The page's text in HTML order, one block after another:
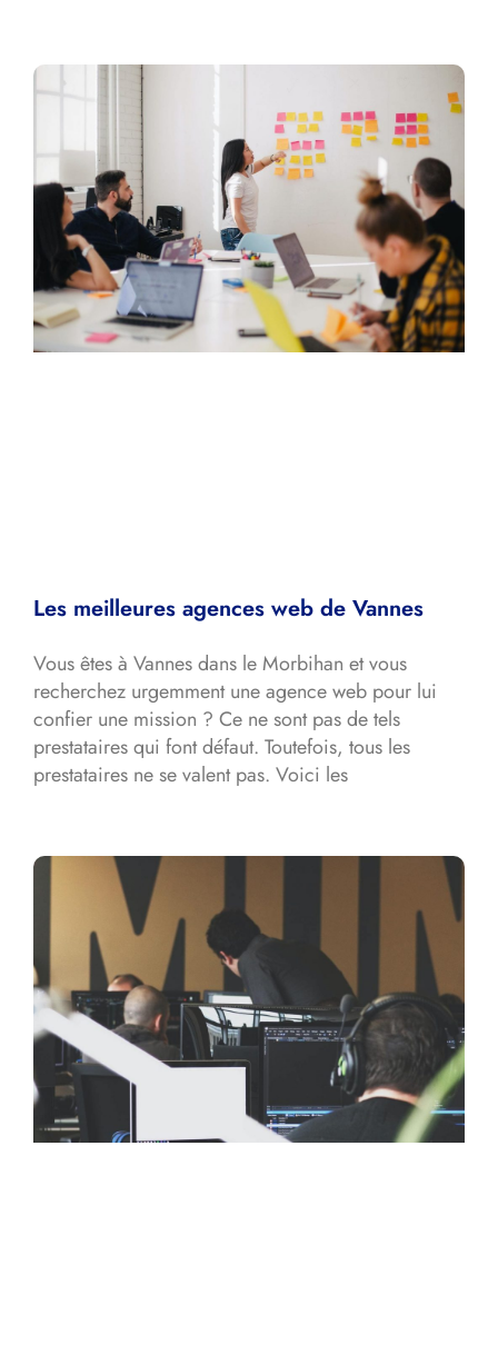
Les meilleures agences web de Vannes
Vous êtes à Vannes dans le Morbihan et vous
recherchez urgemment une agence web pour lui
confier une mission ? Ce ne sont pas de tels
prestataires qui font défaut. Toutefois, tous les
prestataires ne se valent pas. Voici les